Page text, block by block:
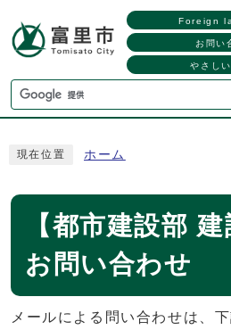
Foreign
お問い
やさし
現在位置 ホーム
【都市建設部
お問い合わせ
メールによる問い合わせは、